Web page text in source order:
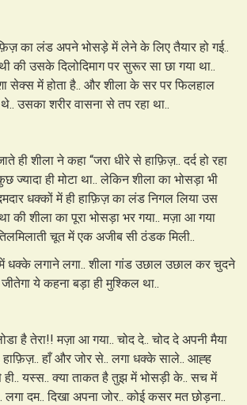
का लंड अपने भोसड़े में लेने के लिए तैयार हो गई..
की उसके दिलोदिमाग पर सुरूर सा छा गया था..
सेक्स में होता है.. और शीला के सर पर फिलहाल
उसका शरीर वासना से तप रहा था..
ही शीला ने कहा “जरा धीरे से हाफ़िज़.. दर्द हो रहा
ज्यादा ही मोटा था.. लेकिन शीला का भोसड़ा भी
धक्कों में ही हाफ़िज़ का लंड निगल लिया उस
की शीला का पूरा भोसड़ा भर गया.. मज़ा आ गया
चूत में एक अजीब सी ठंडक मिली..
लगाने लगा.. शीला गांड उछाल उछाल कर चुदने
ये कहना बड़ा ही मुश्किल था..
है तेरा!! मज़ा आ गया.. चोद दे.. चोद दे अपनी मैया
हाँ और जोर से.. लगा धक्के साले.. आह्ह
यस्स.. क्या ताकत है तुझ में भोसड़ी के.. सच में
लगा दम.. दिखा अपना जोर.. कोई कसर मत छोड़ना..